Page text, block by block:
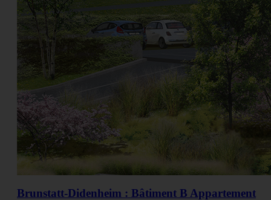
Brunstatt-Didenheim : Bâtiment B Appartement